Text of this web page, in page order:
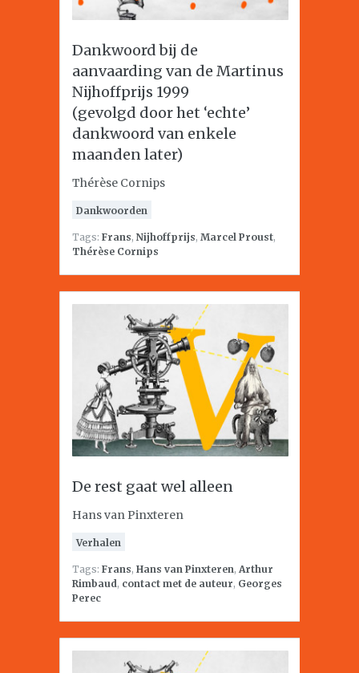
Dankwoord bij de
aanvaarding van de Martinus
Nijhoffprijs 1999
(gevolgd door het ‘echte’
dankwoord van enkele
maanden later)
Thérèse Cornips
Dankwoorden
Tags: Frans, Nijhoffprijs, Marcel Proust,
Thérèse Cornips
De rest gaat wel alleen
Hans van Pinxteren
Verhalen
Tags: Frans, Hans van Pinxteren, Arthur
Rimbaud, contact met de auteur, Georges
Perec